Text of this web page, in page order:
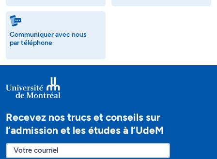
Communiquer avec nous
par téléphone
Recevez nos trucs et conseils sur
l’admission et les études à l’UdeM